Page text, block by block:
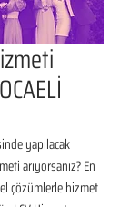
yapılacak
arıyorsanız? En
çözümlerle hizmet